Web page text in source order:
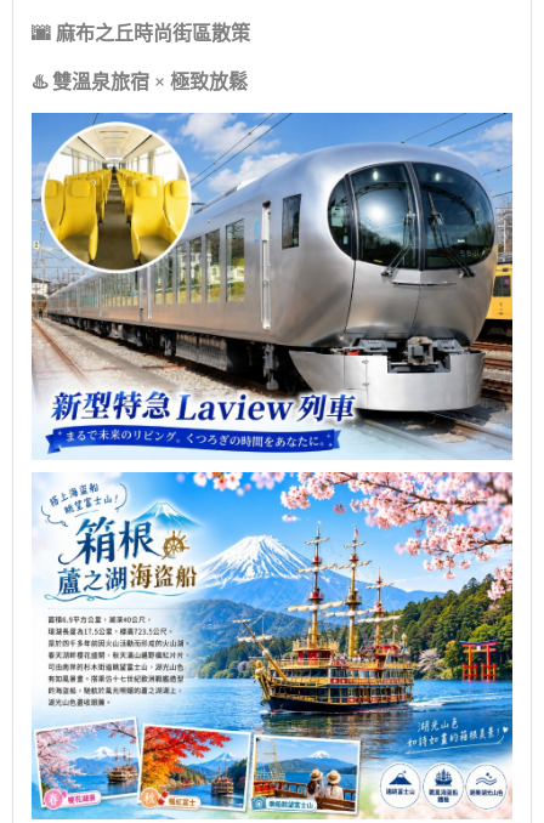
🌆 麻布之丘時尚街區散策
♨️ 雙溫泉旅宿 × 極致放鬆